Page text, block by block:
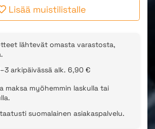
Lisää muistilistalle
lähtevät omasta varastosta,
arkipäivässä alk. 6,90 €
maksa myöhemmin laskulla tai
suomalainen asiakaspalvelu.